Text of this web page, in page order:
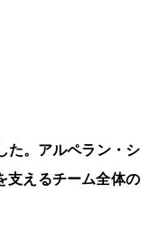
た。アルペラン・シ
支えるチーム全体の